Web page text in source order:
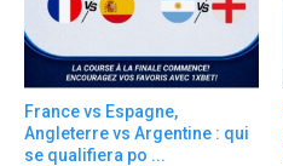
France vs Espagne,
Angleterre vs Argentine : qui
se qualifiera po ...